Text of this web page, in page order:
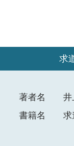
求
著者名
井
書籍名
求